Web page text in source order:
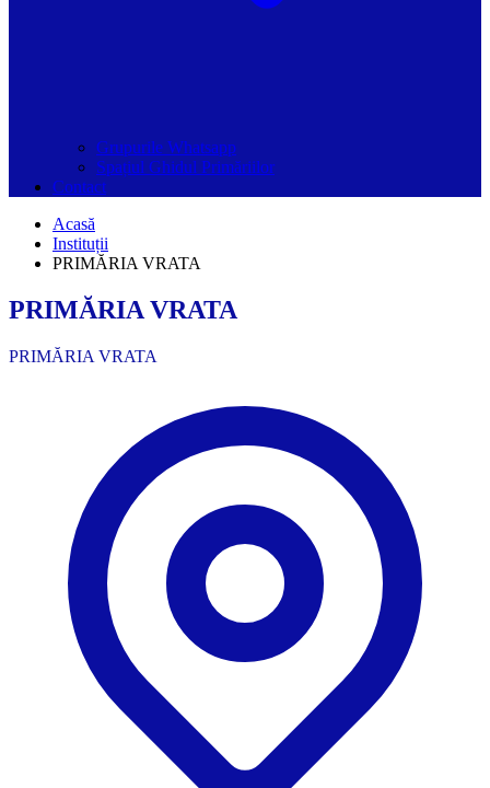
Grupurile Whatsapp
Spațiul Ghidul Primăriilor
Contact
Acasă
Instituții
PRIMĂRIA VRATA
PRIMĂRIA VRATA
PRIMĂRIA VRATA